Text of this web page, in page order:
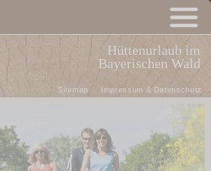
Hüttenurlaub im
Bayerischen Wald
Impressum & Datenschutz
Sitemap